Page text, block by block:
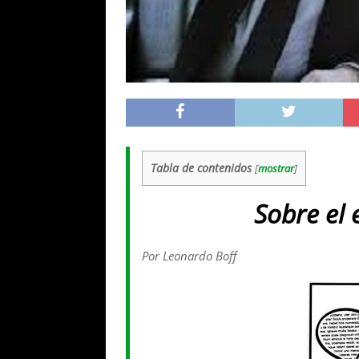
Tabla de contenidos [mostrar]
Sobre el
Por Leonardo Boff